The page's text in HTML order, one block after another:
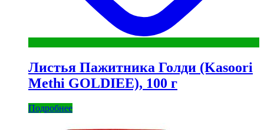
Листья Пажитника Голди (Kasoori
Methi GOLDIEE), 100 г
Подробнее